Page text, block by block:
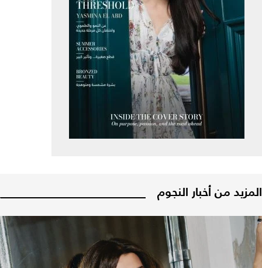
المزيد من أخبار النجوم